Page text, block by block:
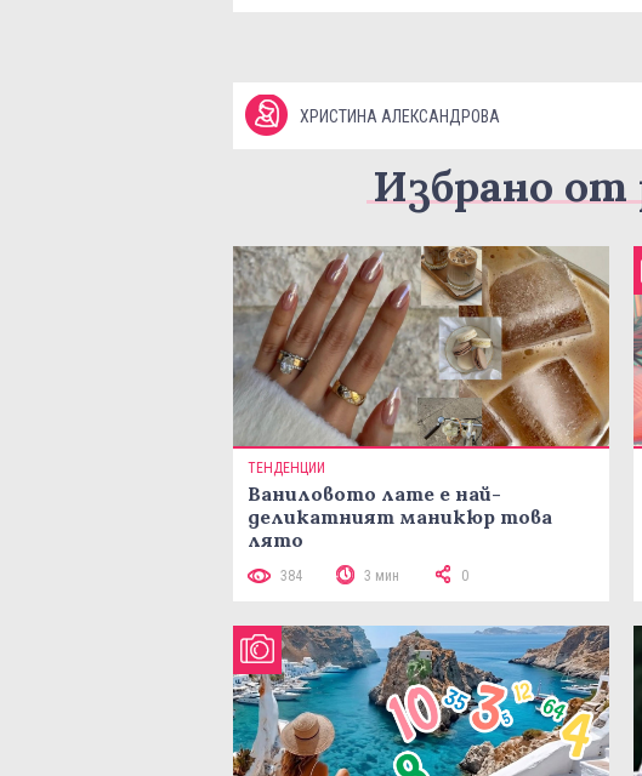
ХРИСТИНА АЛЕКСАНДРОВА
Избрано от
ТЕНДЕНЦИИ
Ваниловото лате е най-
деликатният маникюр това
лято
384 3 мин 0